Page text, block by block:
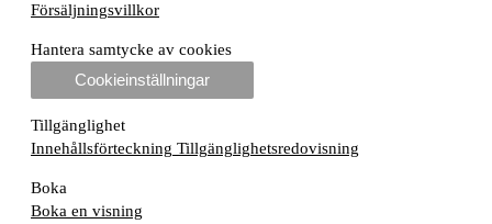
Försäljningsvillkor
Hantera samtycke av cookies
Cookieinställningar
Tillgänglighet
Innehållsförteckning Tillgänglighetsredovisning
Boka
Boka en visning